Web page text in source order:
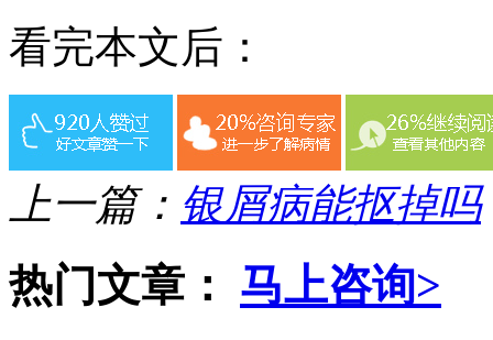
看完本文后：
上一篇： 银屑病能抠掉吗
热门文章： 马上咨询>